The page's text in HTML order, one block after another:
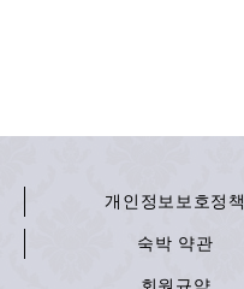
개인정보보호정책
숙박 약관